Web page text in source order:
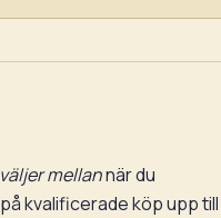
väljer mellannär du
kvalificerade köp upp till